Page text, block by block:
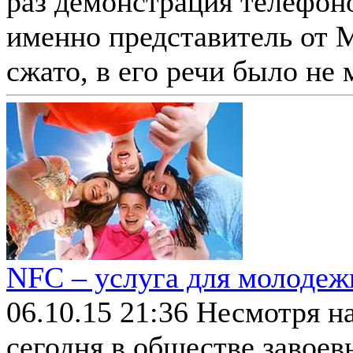
именно представитель от
сжато, в его речи было
NFC – услуга для
06.10.15 21:36 Несмотря